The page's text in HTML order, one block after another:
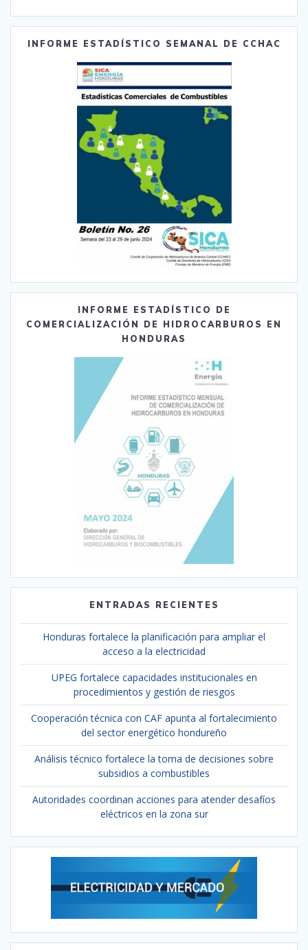
INFORME ESTADÍSTICO SEMANAL DE CCHAC
INFORME ESTADÍSTICO DE
COMERCIALIZACIÓN DE HIDROCARBUROS EN
HONDURAS
ENTRADAS RECIENTES
Honduras fortalece la planificación para ampliar el
acceso a la electricidad
UPEG fortalece capacidades institucionales en
procedimientos y gestión de riesgos
Cooperación técnica con CAF apunta al fortalecimiento
del sector energético hondureño
Análisis técnico fortalece la toma de decisiones sobre
subsidios a combustibles
Autoridades coordinan acciones para atender desafíos
eléctricos en la zona sur